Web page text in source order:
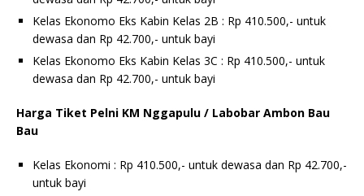
Kelas Ekonomo Eks Kabin Kelas 2B : Rp 410.500,- untuk
dewasa dan Rp 42.700,- untuk bayi
Kelas Ekonomo Eks Kabin Kelas 3C : Rp 410.500,- untuk
dewasa dan Rp 42.700,- untuk bayi
Harga Tiket Pelni KM Nggapulu / Labobar Ambon Bau
Bau
Kelas Ekonomi : Rp 410.500,- untuk dewasa dan Rp 42.700,-
untuk bayi